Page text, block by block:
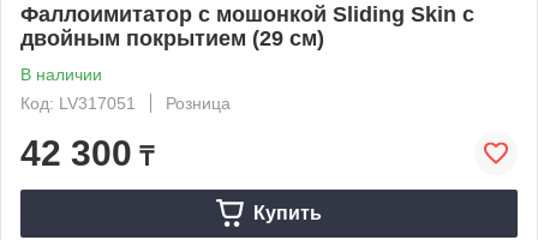
Фаллоимитатор с мошонкой Sliding Skin с
двойным покрытием (29 см)
В наличии
Код: LV317051
Розница
42 300 ₸
Купить